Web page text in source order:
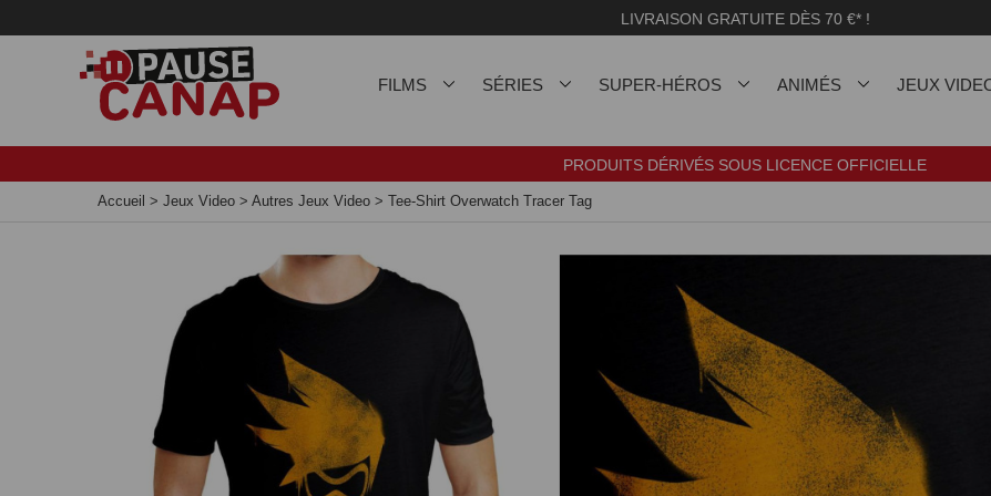
LIVRAISON GRATUITE DÈS 70 €* !
FILMS SÉRIES SUPER-HÉROS ANIMÉS JEUX
PRODUITS DÉRIVÉS SOUS LICENCE OFFICIELLE
Accueil > Jeux Video > Autres Jeux Video > Tee-Shirt Overwatch Tracer Tag